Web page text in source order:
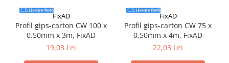
FixAD
Profil gips-carton CW 100 x
0.50mm x 3m, FixAD
19,03 Lei
FixAD
Profil gips-carton CW 75 x
0.50mm x 4m, FixAD
22,03 Lei